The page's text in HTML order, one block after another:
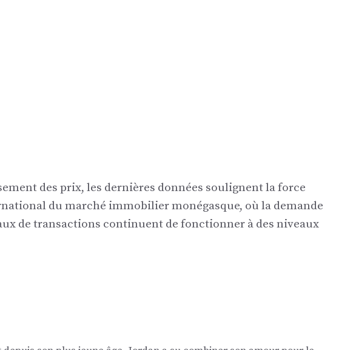
des prix, les dernières données soulignent la force
du marché immobilier monégasque, où la demande
de transactions continuent de fonctionner à des niveaux